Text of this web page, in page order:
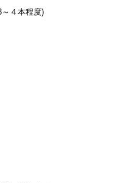
～４本程度)